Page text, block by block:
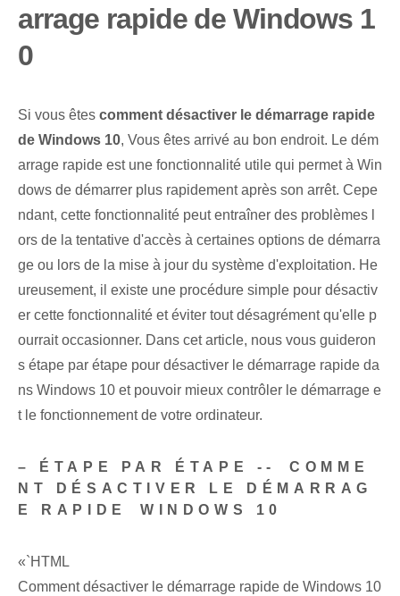
arrage rapide de Windows 1
0
Si vous êtes comment désactiver le démarrage rapide
de Windows 10, Vous êtes arrivé au bon endroit. Le dém
arrage rapide est une fonctionnalité utile qui permet à Win
dows de démarrer plus rapidement après son arrêt. Cepe
ndant, cette fonctionnalité peut entraîner des problèmes l
ors de la tentative d'accès à certaines options de démarra
ge ou lors de la mise à jour du système d'exploitation. He
ureusement, il existe une procédure simple pour désactiv
er cette fonctionnalité et éviter tout désagrément qu'elle p
ourrait occasionner. Dans cet article, nous vous guideron
s étape par étape pour désactiver le démarrage rapide da
ns Windows 10 et pouvoir mieux contrôler le démarrage e
t le fonctionnement de votre ordinateur.
– ÉTAPE PAR ÉTAPE --⁢ COMME
NT DÉSACTIVER LE DÉMARRAG
E RAPIDE ⁣WINDOWS 10
«`HTML
Comment désactiver le démarrage rapide de Windows 10